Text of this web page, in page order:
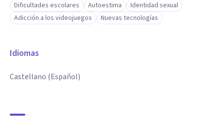
Dificultades escolares
Autoestima
Identidad sexual
Adicción a los videojuegos
Nuevas tecnologías
Idiomas
Castellano (Español)